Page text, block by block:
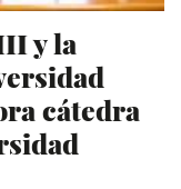
y la
cátedra